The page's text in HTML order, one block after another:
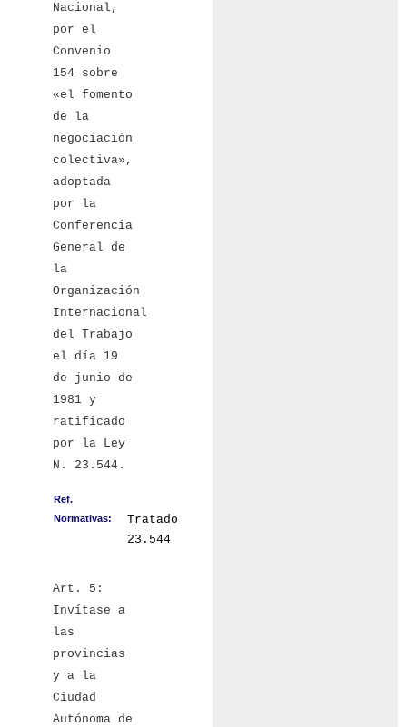
Nacional,
por el
Convenio
154 sobre
«el fomento
de la
negociación
colectiva»,
adoptada
por la
Conferencia
General de
la
Organización
Internacional
del Trabajo
el día 19
de junio de
1981 y
ratificado
por la Ley
N. 23.544.
Ref.
Normativas:
Tratado
23.544
Art. 5:
Invítase a
las
provincias
y a la
Ciudad
Autónoma de